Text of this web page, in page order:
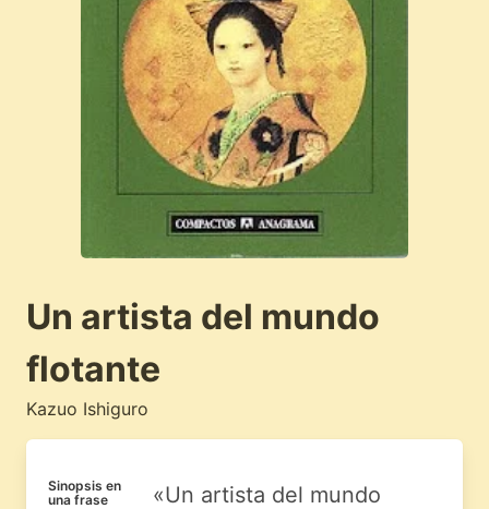
Un artista del mundo
flotante
Kazuo Ishiguro
Sinopsis en
una frase
«Un artista del mundo